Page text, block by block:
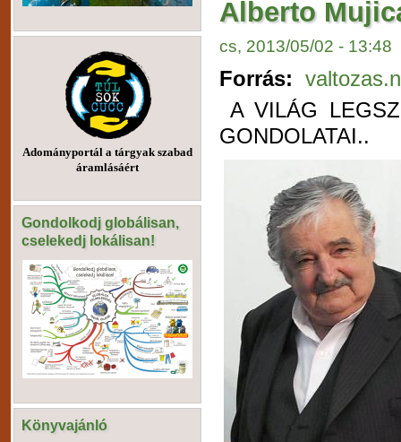
Adományportál a tárgyak szabad
áramlásáért
Gondolkodj globálisan,
cselekedj lokálisan!
Könyvajánló
Alberto
cs, 2013/05/02 - 13:48
Forrás:
A VILÁG
GONDOLATAI..